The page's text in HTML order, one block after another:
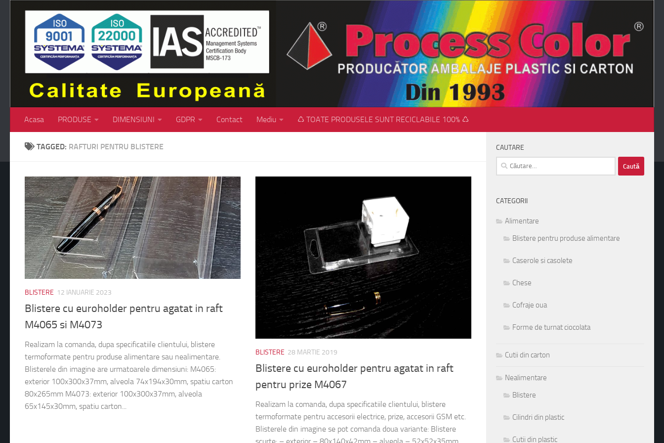
Skip to content
Acasa PRODUSE DIMENSIUNI GDPR Contact Mediu ♺ TOATE PRODUSELE SUNT RECICLABILE 100% ♺
TAGGED: RAFTURI PENTRU BLISTERE
BLISTERE 12 IANUARIE 2023
Blistere cu euroholder pentru agatat in raft
M4065 si M4073
Realizam la comanda, dupa specificatiile clientului, blistere
termoformate pentru produse alimentare sau nealimentare.
Blisterele din imagine are urmatoarele dimensiuni: M4065:
exterior 100x300x37mm, alveola 74x194x30mm, spatiu carton
80x265mm M4073: exterior 100x300x37mm, alveola
65x145x30mm, spatiu carton...
BLISTERE 28 MARTIE 2019
Blistere cu euroholder pentru agatat in raft
pentru prize M4067
Realizam la comanda, dupa specificatiile clientului, blistere
termoformate pentru accesorii electrice, prize, accesorii GSM etc.
Blisterele din imagine se pot comanda doua variante: Blistere
CAUTARE
Caută
după:
CATEGORII
Alimentare
Blistere pentru produse alimentare
Caserole si casolete
Chese
Cofraje oua
Forme de turnat ciocolata
Cutii din carton
Nealimentare
Blistere
Cilindri din plastic
Cutii din plastic